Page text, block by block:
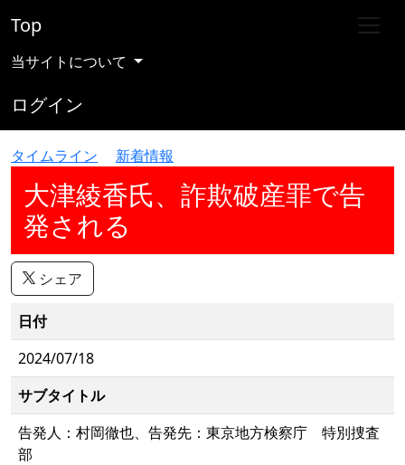
Top
当サイトについて
ログイン
タイムライン 新着情報
大津綾香氏、詐欺破産罪で告
発される
シェア
日付
2024/07/18
サブタイトル
告発人：村岡徹也、告発先：東京地方検察庁 特別捜査
部